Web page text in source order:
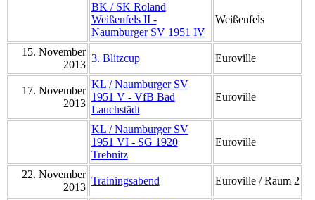
BK / SK Roland
Weißenfels II -
Naumburger SV 1951 IV
Weißenfels
15. November
2013
3. Blitzcup Euroville
17. November
2013
KL / Naumburger SV
1951 V - VfB Bad
Lauchstädt
Euroville
KL / Naumburger SV
1951 VI - SG 1920
Trebnitz
Euroville
22. November
2013
Trainingsabend Euroville / Raum 2